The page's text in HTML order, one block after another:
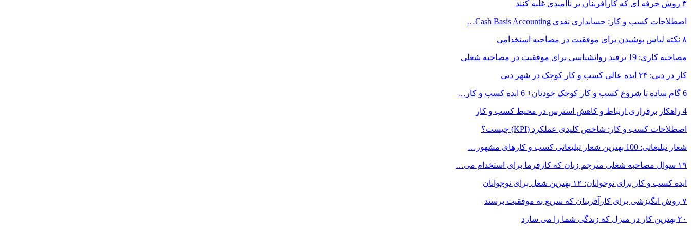
۳ روش حرفه ای که کارآفرینان بر ناامیدی غلبه کنند
اصطلاحات کسب و کار: حسابداری نقدی Cash Basis Accounting…
۸ نکته‌ لباس پوشیدن برای موفقیت در مصاحبه استخدامی
مصاحبه کاری: 19 ترفند روانشناسی برای موفقیت در مصاحبه شغلی
کار در دبی: ۲۴ ایده عالی کسب و کار کوچک در شهر دبی
6 گام ساده تا شروع کسب و کار کوچک خودتان+ 6 ایده کسب و کار…
4 راهکار برقراری ارتباط و کاهش استرس در محیط کسب و کار
اصطلاحات کسب و کار: شاخص کلیدی عملکرد (KPI) چیست؟
شعار تبلیغاتی: 100 بهترین شعار تبلیغاتی کسب و کارهای مشهور…
۱۹ سوال مصاحبه شغلی مترجم زبان که کارفرما برای استخدام می…
ایده کسب و کار برای نوجوانان: ۱۲ بهترین شغل برای نوجوانان
۷ روش انگیزشی برای کارآفرینان که سریع به موفقیت برسند
۲۰ بهترین کار در منزل که زندگی شما را می سازد